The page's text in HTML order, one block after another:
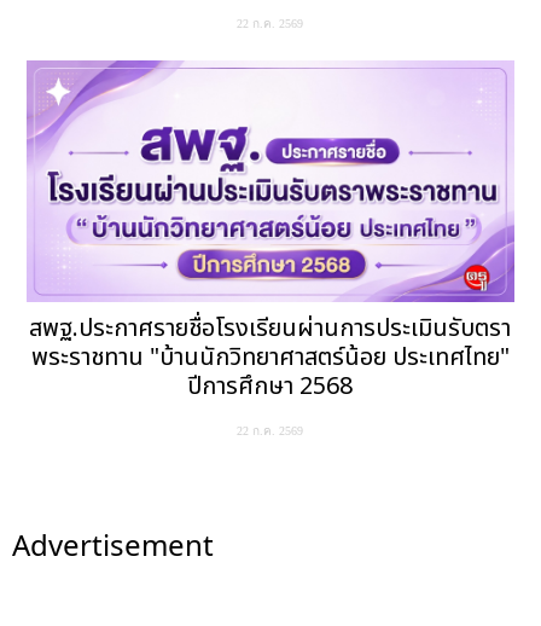
22 ก.ค. 2569
สพฐ.ประกาศรายชื่อโรงเรียนผ่านการประเมินรับตรา
พระราชทาน "บ้านนักวิทยาศาสตร์น้อย ประเทศไทย"
ปีการศึกษา 2568
22 ก.ค. 2569
Advertisement